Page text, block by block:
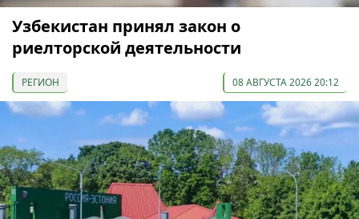
Узбекистан принял закон о
риелторской деятельности
РЕГИОН 08 АВГУСТА 2026 20:12